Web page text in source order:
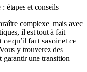
complexe, mais avec
il est tout à fait
ce qu’il faut savoir et ce
y trouverez des
garantir une transition